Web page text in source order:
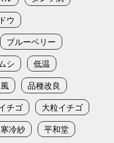
ウ
ブルーベリー
シ
低温
品種改良
チゴ
大粒イチゴ
寒冷紗
平和堂